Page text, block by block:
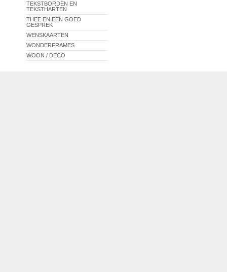
TEKSTBORDEN EN
TEKSTHARTEN
THEE EN EEN GOED
GESPREK
WENSKAARTEN
WONDERFRAMES
WOON / DECO